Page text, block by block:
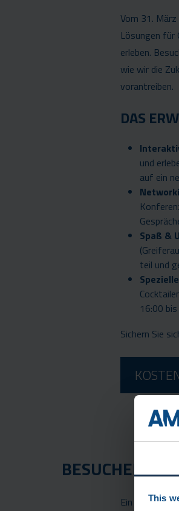
This
Vom 31.
Lösungen für
erleben.
wie wir die
vorantreiben.
DAS
und
auf ein
Spaß &
teil und
16:00
Sichern Sie
BESUCHEN SIE
Ein